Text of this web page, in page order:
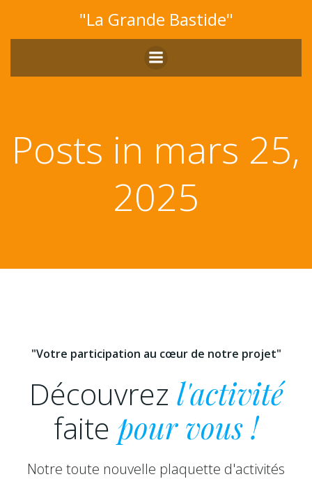
au
contenu
"La Grande Bastide"
Posts in mars 25,
2025
"Votre participation au cœur de notre projet"
Découvrez l'activité
faite pour vous !
Notre toute nouvelle plaquette d'activités